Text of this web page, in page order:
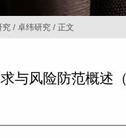
究 / 卓纬研究 / 正文
与风险防范概述（